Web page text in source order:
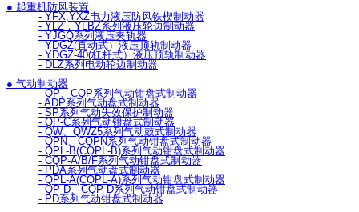
● 起重机防风装置
- YFX,YXZ电力液压防风铁楔制动器
- YLZ，YLBZ系列液压轮边制动器
- YJGQ系列液压夹轨器
- YDGZ(直动式）液压顶轨制动器
- YDGZ-40(杠杆式）液压顶轨制动器
- DLZ系列电动轮边制动器
● 气动制动器
- QP、CQP系列气动钳盘式制动器
- ADP系列气动盘式制动器
- SP系列气动失效保护制动器
- QP-C系列气动钳盘式制动器
- QW、QWZ5系列气动鼓式制动器
- QPN、CQPN系列气动钳盘式制动器
- QPL-B(CQPL-B)系列气动钳盘式制动器
- CQP-A/B/F系列气动钳盘式制动器
- PDA系列气动盘式制动器
- QPL-A(CQPL-A)系列气动钳盘式制动器
- QP-D、CQP-D系列气动钳盘式制动器
- PD系列气动钳盘式制动器